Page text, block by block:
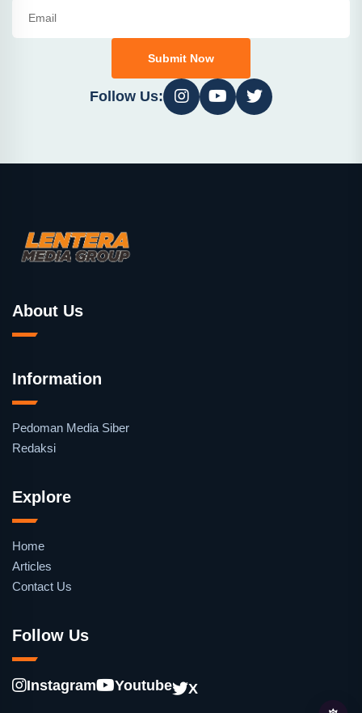
Submit Now
Follow Us:
About Us
Information
Pedoman Media Siber
Redaksi
Explore
Home
Articles
Contact Us
Follow Us
Instagram Youtube X